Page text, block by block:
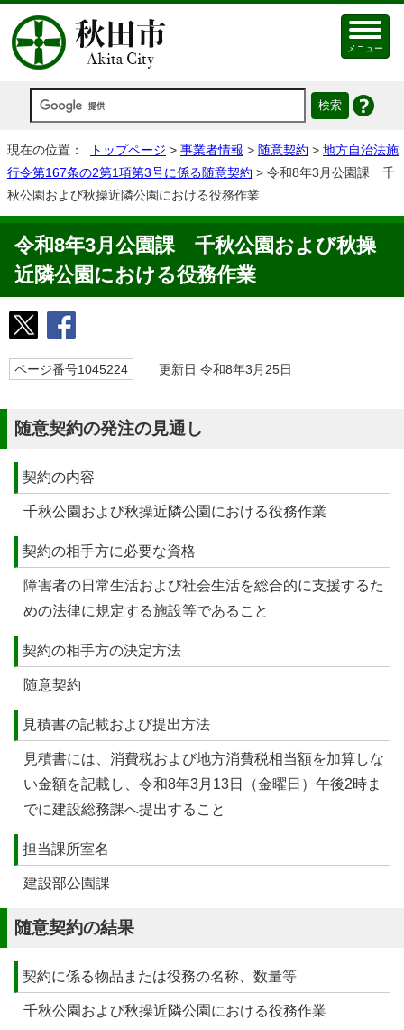
メニュー
現在の位置： トップページ > 事業者情報 > 随意契約 > 地方自治法施
行令第167条の2第1項第3号に係る随意契約 > 令和8年3月公園課 千
秋公園および秋操近隣公園における役務作業
令和8年3月公園課 千秋公園および秋操
近隣公園における役務作業
ページ番号1045224 更新日 令和8年3月25日
随意契約の発注の見通し
契約の内容
千秋公園および秋操近隣公園における役務作業
契約の相手方に必要な資格
障害者の日常生活および社会生活を総合的に支援するた
めの法律に規定する施設等であること
契約の相手方の決定方法
随意契約
見積書の記載および提出方法
見積書には、消費税および地方消費税相当額を加算しな
い金額を記載し、令和8年3月13日（金曜日）午後2時ま
でに建設総務課へ提出すること
担当課所室名
建設部公園課
随意契約の結果
契約に係る物品または役務の名称、数量等
千秋公園および秋操近隣公園における役務作業